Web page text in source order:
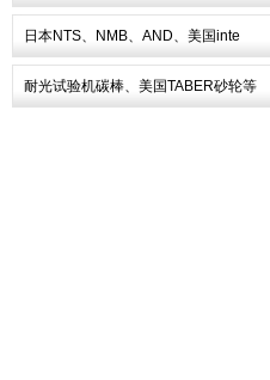
日本NTS、NMB、AND、美国inte
耐光试验机碳棒、美国TABER砂轮等